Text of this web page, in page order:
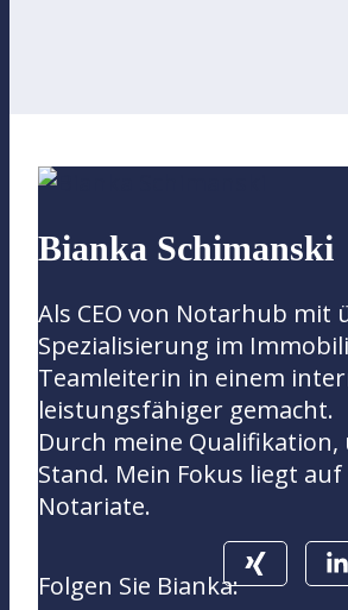
Bianka Schimanski
Als CEO von Notarhub
Spezialisierung im
Teamleiterin in einem
leistungsfähiger gemacht.
Durch meine
Stand. Mein Fokus liegt
Notariate.
Folgen Sie Bianka: